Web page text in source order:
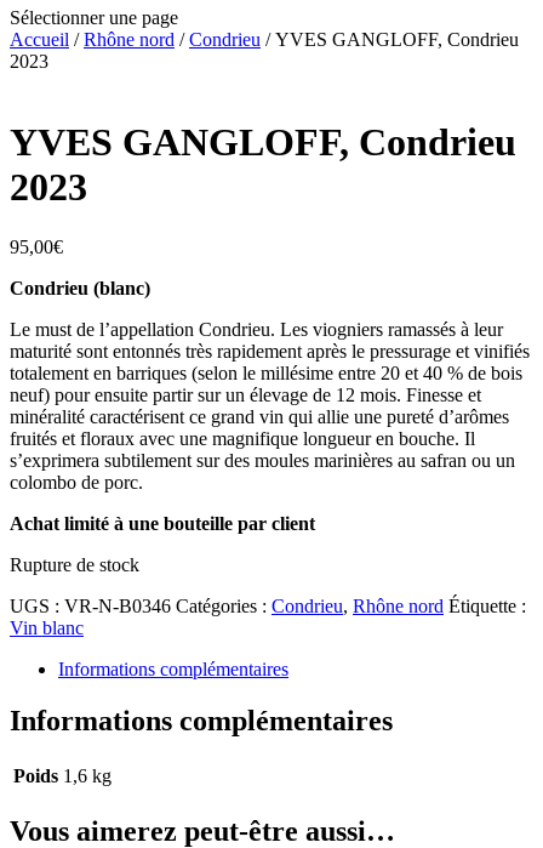
Sélectionner une page
Accueil /Rhône nord /Condrieu / YVES GANGLOFF, Condrieu
2023
YVES GANGLOFF, Condrieu
2023
95,00€
Condrieu (blanc)
Le must de l’appellation Condrieu. Les viogniers ramassés à leur
maturité sont entonnés très rapidement après le pressurage et vinifiés
totalement en barriques (selon le millésime entre 20 et 40 % de bois
neuf) pour ensuite partir sur un élevage de 12 mois. Finesse et
minéralité caractérisent ce grand vin qui allie une pureté d’arômes
fruités et floraux avec une magnifique longueur en bouche. Il
s’exprimera subtilement sur des moules marinières au safran ou un
colombo de porc.
Achat limité à une bouteille par client
Rupture de stock
UGS : VR-N-B0346 Catégories : Condrieu, Rhône nord Étiquette :
Vin blanc
Informations complémentaires
Informations complémentaires
Poids 1,6 kg
Vous aimerez peut-être aussi…